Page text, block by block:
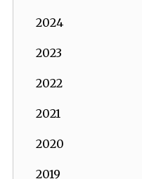
2024
2023
2022
2021
2020
2019